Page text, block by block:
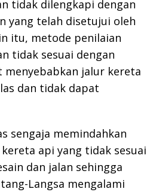
tidak dilengkapi dengan
yang telah disetujui oleh
itu, metode penilaian
tidak sesuai dengan
jalur kereta
dan tidak dapat
sengaja memindahkan
api yang tidak sesuai
dan jalan sehingga
Langsa mengalami